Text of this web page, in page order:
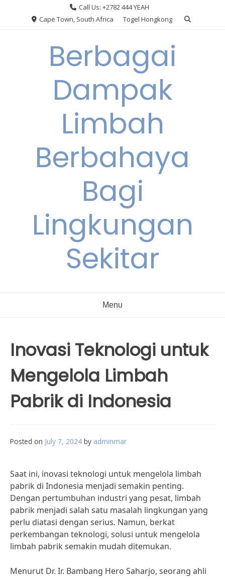
Call Us: +2782 444 YEAH
Cape Town, South Africa
Togel Hongkong
Berbagai
Dampak
Limbah
Berbahaya
Bagi
Lingkungan
Sekitar
Menu
Inovasi Teknologi untuk
Mengelola Limbah
Pabrik di Indonesia
Posted on July 7, 2024 by adminmar
Saat ini, inovasi teknologi untuk mengelola limbah
pabrik di Indonesia menjadi semakin penting.
Dengan pertumbuhan industri yang pesat, limbah
pabrik menjadi salah satu masalah lingkungan yang
perlu diatasi dengan serius. Namun, berkat
perkembangan teknologi, solusi untuk mengelola
limbah pabrik semakin mudah ditemukan.
Menurut Dr. Ir. Bambang Hero Saharjo, seorang ahli